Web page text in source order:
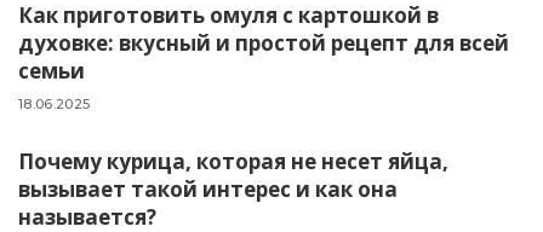
Как приготовить омуля с картошкой в
духовке: вкусный и простой рецепт для всей
семьи
18.06.2025
Почему курица, которая не несет яйца,
вызывает такой интерес и как она
называется?